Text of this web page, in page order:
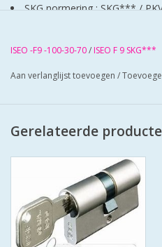
SKG normering : SKG*** /
Type sleutel : standaard
Breekbeveiliging : ja
Materiaal : messing
Kleur/afwerking : mat vernikkeld
ISEO -F9 -100-30-70/ ISEO F 9 SKG***
Aan verlanglijst toevoegen /
Gerelateerde